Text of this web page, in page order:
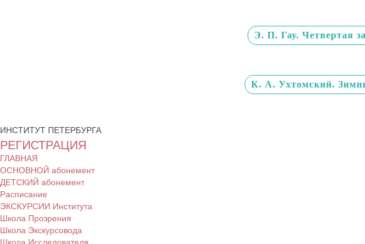
Э. П. Гау. Четвертая
К. А. Ухтомский.
ИНСТИТУТ ПЕТЕРБУРГА
РЕГИСТРАЦИЯ
ГЛАВНАЯ
ОСНОВНОЙ абонемент
ДЕТСКИЙ абонемент
Расписание
ЭКСКУРСИИ Института
Школа Прозрения
Школа Экскурсовода